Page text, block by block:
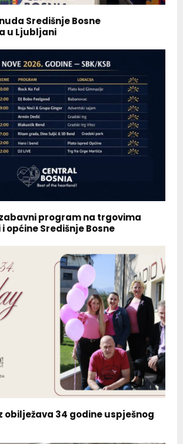
Središnje Bosne
u Ljubljani
program na trgovima
općine Središnje Bosne
obilježava 34 godine uspješnog